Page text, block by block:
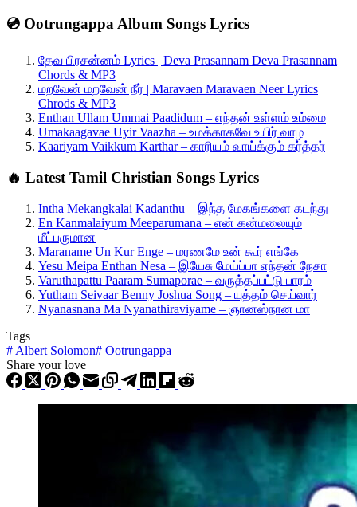
💿 Ootrungappa Album Songs Lyrics
தேவ பிரசன்னம் Lyrics | Deva Prasannam Deva Prasannam
Chords & MP3
மறவேன் மறவேன் நீர் | Maravaen Maravaen Neer Lyrics
Chrods & MP3
Enthan Ullam Ummai Paadidum – எந்தன் உள்ளம் உம்மை
Umakaagavae Uyir Vaazha – உமக்காகவே உயிர் வாழ
Kaariyam Vaikkum Karthar – காரியம் வாய்க்கும் கர்த்தர்
🔥 Latest Tamil Christian Songs Lyrics
Intha Mekangkalai Kadanthu – இந்த மேகங்களை கடந்து
En Kanmalaiyum Meeparumana – என் கன்மலையும்
மீட்பருமான
Maraname Un Kur Enge – மரணமே உன் கூர் எங்கே
Yesu Meipa Enthan Nesa – இயேசு மேய்ப்பா எந்தன் நேசா
Varuthapattu Paaram Sumaporae – வருத்தப்பட்டு பாரம்
Yutham Seivaar Benny Joshua Song – யுத்தம் செய்வார்
Nyanasnana Ma Nyanathiraviyame – ஞானஸ்நான மா
Tags
# Albert Solomon# Ootrungappa
Share your love